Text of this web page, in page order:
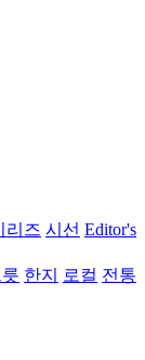
리즈 시선 Editor's
한지 로컬 전통